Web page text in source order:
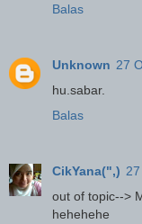
Balas
Unknown 27
hu.sabar.
Balas
CikYana(",)
out of topic-->
hehehehe